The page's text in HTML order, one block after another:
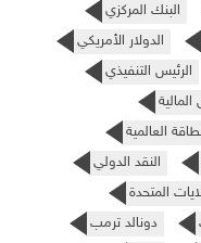
البنك المركزي
الدولار الأمريكي
الرئيس التنفيذي
العالمية
النقد الدولي
المتحدة
دونالد ترمب